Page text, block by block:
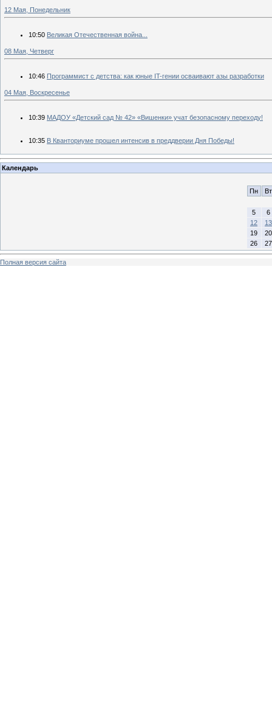
12 Мая, Понедельник
10:50 Великая Отечественная война...
08 Мая, Четверг
10:46 Программист с детства: как юные IT-гении осваивают азы разработки
04 Мая, Воскресенье
10:39 МАДОУ «Детский сад № 42» «Вишенки» учат безопасному переходу!
10:35 В Кванториуме прошел интенсив в преддверии Дня Победы!
Календарь
Пн Вт
5
6
12
13
19
20
26
27
Полная версия сайта